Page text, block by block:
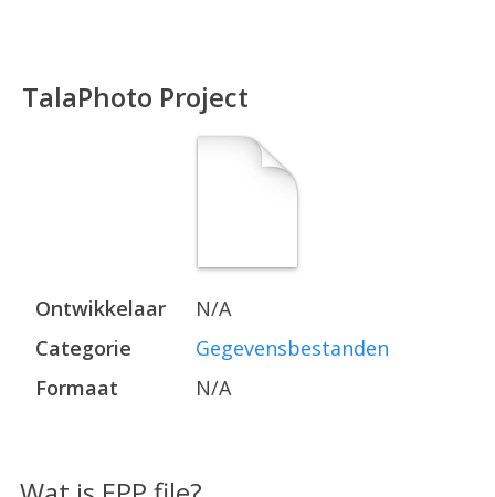
TalaPhoto Project
Ontwikkelaar
N/A
Categorie
Gegevensbestanden
Formaat
N/A